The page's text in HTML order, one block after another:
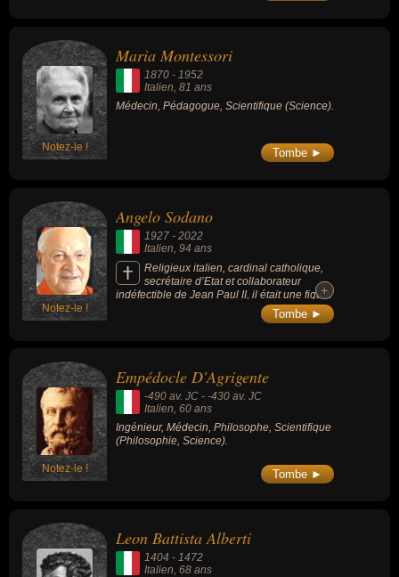
Notez-le !
Maria Montessori
1870 - 1952
Italien, 81 ans
Médecin, Pédagogue, Scientifique (Science).
Tombe ►
Notez-le !
Angelo Sodano
1927 - 2022
Italien , 94 ans
Religieux italien, cardinal catholique,
secrétaire d’Etat et collaborateur
indéfectible de Jean Paul II, il était une figure
controversée du Vatican en raison de ses
liens avec la dictature chilienne et son rôle
+
+
Tombe ►
Notez-le !
Empédocle D'Agrigente
-490 av. JC - -430 av. JC
Italien, 60 ans
Ingénieur, Médecin, Philosophe, Scientifique
(Philosophie, Science).
Tombe ►
Leon Battista Alberti
1404 - 1472
Italien , 68 ans